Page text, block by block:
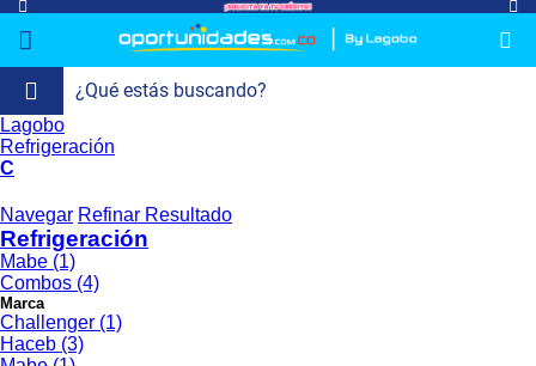
Mi
Secado
lavado-
y-
Refrigeración
Refrigeración
refrigeracion-
comercial
Televisión
Aire y
Climatización
Colchones
más
Cocina
Tecnología
ElectroHogar
Sonido
Combos/a>
Herramientas/a>
Cuidado
Personal/a>
Accesorios/a>
Lagobo
Refrigeración
C
Navegar Refinar Resultado
Refrigeración
Mabe (1)
Combos (4)
Marca
Challenger (1)
Haceb (3)